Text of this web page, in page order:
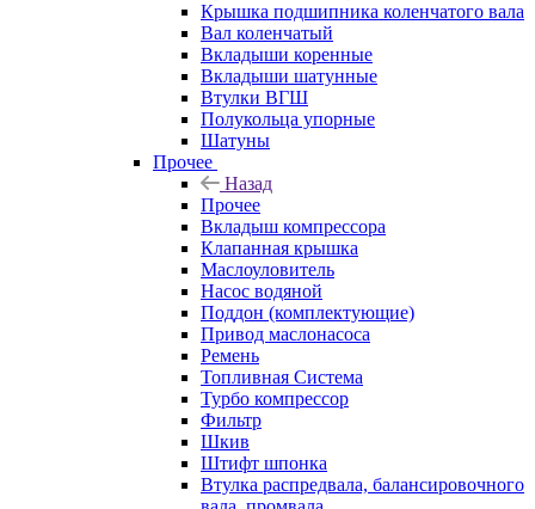
Крышка подшипника коленчатого вала
Вал коленчатый
Вкладыши коренные
Вкладыши шатунные
Втулки ВГШ
Полукольца упорные
Шатуны
Прочее
Назад
Прочее
Вкладыш компрессора
Клапанная крышка
Маслоуловитель
Насос водяной
Поддон (комплектующие)
Привод маслонасоса
Ремень
Топливная Система
Турбо компрессор
Фильтр
Шкив
Штифт шпонка
Втулка распредвала, балансировочного